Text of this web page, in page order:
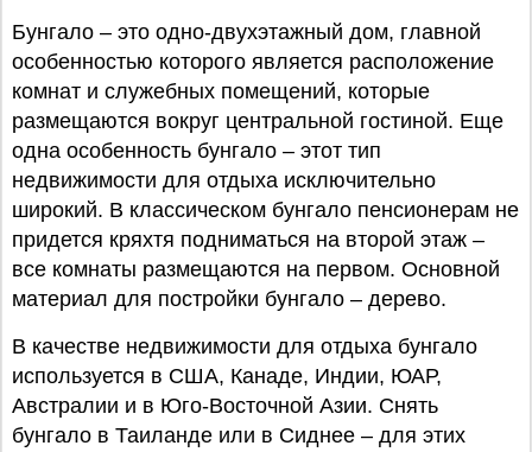
Бунгало – это одно-двухэтажный дом, главной
особенностью которого является расположение
комнат и служебных помещений, которые
размещаются вокруг центральной гостиной. Еще
одна особенность бунгало – этот тип
недвижимости для отдыха исключительно
широкий. В классическом бунгало пенсионерам не
придется кряхтя подниматься на второй этаж –
все комнаты размещаются на первом. Основной
материал для постройки бунгало – дерево.
В качестве недвижимости для отдыха бунгало
используется в США, Канаде, Индии, ЮАР,
Австралии и в Юго-Восточной Азии. Снять
бунгало в Таиланде или в Сиднее – для этих